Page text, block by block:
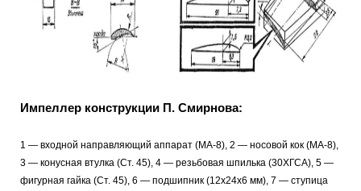
Импеллер конструкции П. Смирнова:
1 — входной направляющий аппарат (МА-8), 2 — носовой кок (МА-8),
3 — конусная втулка (Ст. 45), 4 — резьбовая шпилька (30ХГСА), 5 —
фигурная гайка (Ст. 45), 6 — подшипник (12x24x6 мм), 7 — ступица